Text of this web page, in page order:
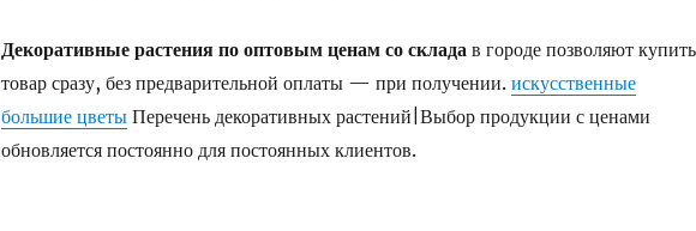
Декоративные растения по оптовым ценам со складав городе позволяют купить
товар сразу, без предварительной оплаты — при получении. искусственные
большие цветыПеречень декоративных растений|Выбор продукции с ценами
обновляется постоянно для постоянных клиентов.